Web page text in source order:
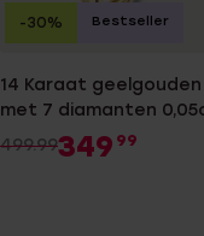
14 Karaat geelgouden
met 7 diamanten
499.99349 99
-30% Bestseller